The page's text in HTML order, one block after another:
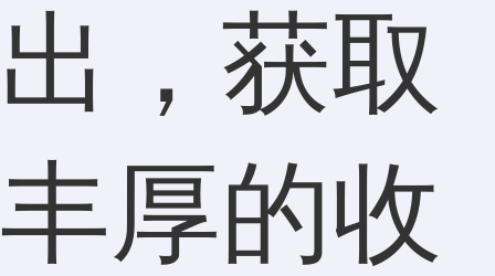
出，获取
丰厚的收